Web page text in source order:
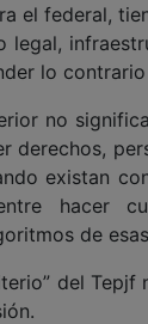
el federal,
legal,
lo
no
derechos,
existan
hacer
de
del